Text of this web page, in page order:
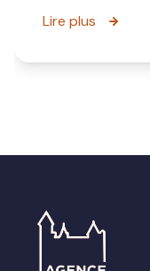
Lire plus